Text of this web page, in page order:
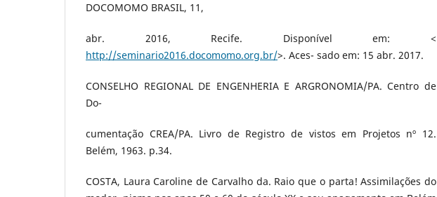
DOCOMOMO BRASIL, 11,
abr. 2016, Recife. Disponível em: <
http://seminario2016.docomomo.org.br/>. Aces- sado em: 15 abr. 2017.
CONSELHO REGIONAL DE ENGENHERIA E ARGRONOMIA/PA. Centro de
Do-
cumentação CREA/PA. Livro de Registro de vistos em Projetos nº 12.
Belém, 1963. p.34.
COSTA, Laura Caroline de Carvalho da. Raio que o parta! Assimilações do